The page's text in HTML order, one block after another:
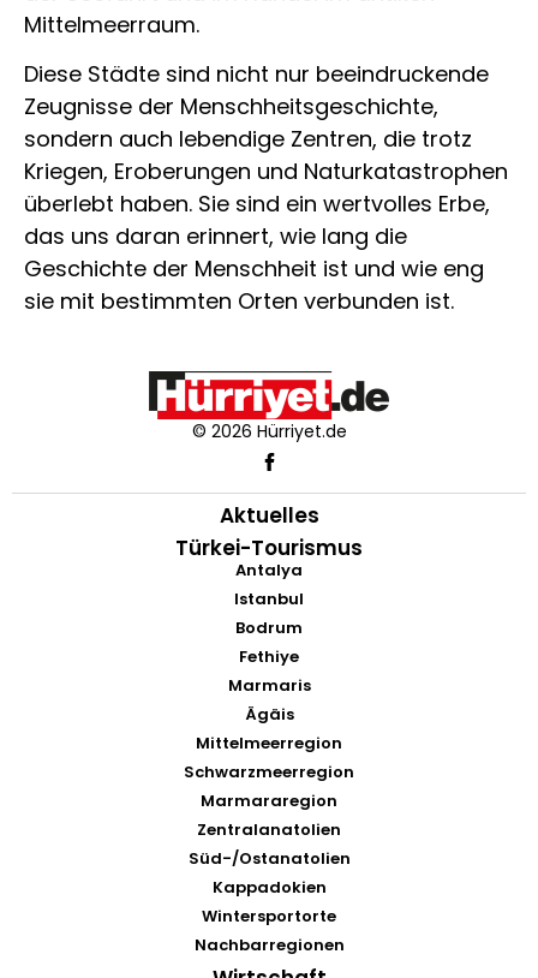
Mittelmeerraum.
Diese Städte sind nicht nur beeindruckende
Zeugnisse der Menschheitsgeschichte,
sondern auch lebendige Zentren, die trotz
Kriegen, Eroberungen und Naturkatastrophen
überlebt haben. Sie sind ein wertvolles Erbe,
das uns daran erinnert, wie lang die
Geschichte der Menschheit ist und wie eng
sie mit bestimmten Orten verbunden ist.
© 2026 Hürriyet.de
Aktuelles
Türkei-Tourismus
Antalya
Istanbul
Bodrum
Fethiye
Marmaris
Ägäis
Mittelmeerregion
Schwarzmeerregion
Marmararegion
Zentralanatolien
Süd-/Ostanatolien
Kappadokien
Wintersportorte
Nachbarregionen